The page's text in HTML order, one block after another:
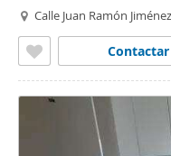
Calle Juan Ramón
Contactar